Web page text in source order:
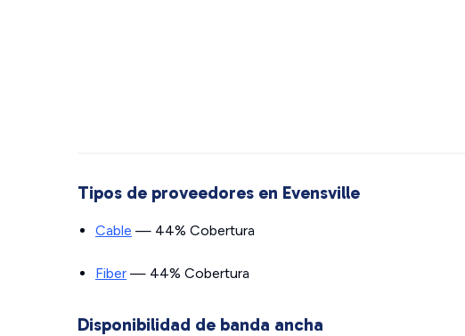
Tipos de proveedores en Evensville
Cable — 44% Cobertura
Fiber — 44% Cobertura
Disponibilidad de banda ancha